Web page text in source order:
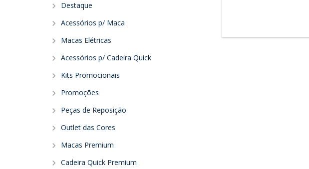
Destaque
Acessórios p/ Maca
Macas Elétricas
Acessórios p/ Cadeira Quick
Kits Promocionais
Promoções
Peças de Reposição
Outlet das Cores
Macas Premium
Cadeira Quick Premium